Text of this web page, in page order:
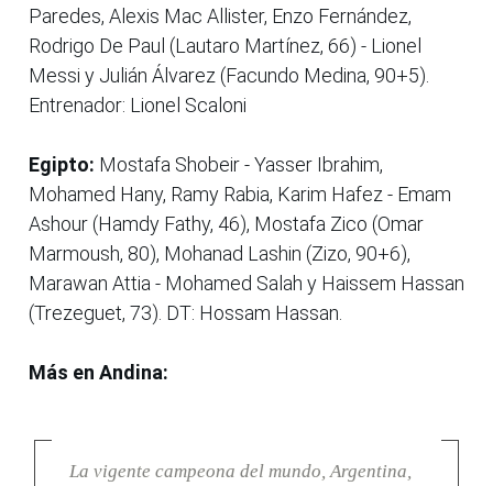
Paredes, Alexis Mac Allister, Enzo Fernández,
Rodrigo De Paul (Lautaro Martínez, 66) - Lionel
Messi y Julián Álvarez (Facundo Medina, 90+5).
Entrenador: Lionel Scaloni
Egipto: Mostafa Shobeir - Yasser Ibrahim,
Mohamed Hany, Ramy Rabia, Karim Hafez - Emam
Ashour (Hamdy Fathy, 46), Mostafa Zico (Omar
Marmoush, 80), Mohanad Lashin (Zizo, 90+6),
Marawan Attia - Mohamed Salah y Haissem Hassan
(Trezeguet, 73). DT: Hossam Hassan.
Más en Andina:
La vigente campeona del mundo, Argentina,